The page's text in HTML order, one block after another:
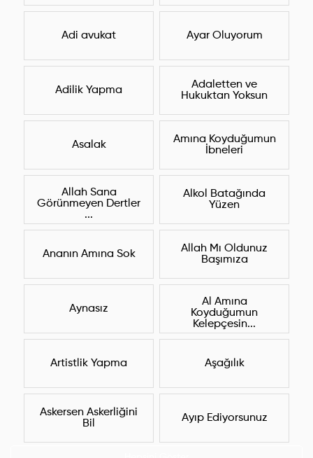
Adi avukat Ayar Oluyorum
Adilik Yapma
Adaletten ve
Hukuktan Yoksun
Asalak
Amına Koyduğumun
İbneleri
Allah Sana
Görünmeyen Dertler
...
Alkol Batağında
Yüzen
Ananın Amına Sok
Allah Mı Oldunuz
Başımıza
Aynasız
Al Amına
Koyduğumun
Kelepçesin...
Artistlik Yapma Aşağılık
Askersen Askerliğini
Bil
Ayıp Ediyorsunuz